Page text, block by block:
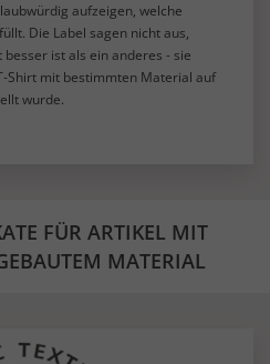
aufzeigen, welche
Die Label sagen nicht aus,
ist als ein anderes - sie
Shirt mit bestimmten Material auf
wurde.
FÜR ARTIKEL MIT
MATERIAL